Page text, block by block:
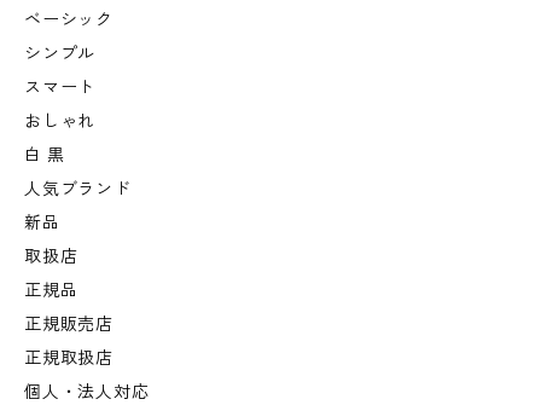
ベーシック
シンプル
スマート
おしゃれ
白 黒
人気ブランド
新品
取扱店
正規品
正規販売店
正規取扱店
個人・法人対応